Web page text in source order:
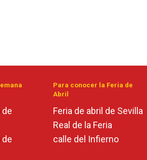
de
de
Para conocer la Feria de
Abril
Feria de abril de Sevilla
Real de la Feria
calle del Infierno